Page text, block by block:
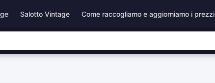
Salotto Vintage Come raccogliamo e aggiorniamo i prezzi